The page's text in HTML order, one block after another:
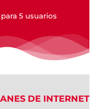
5 usuarios
DE INTERNET